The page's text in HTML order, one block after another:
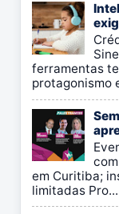
ferramentas
protagonismo
em Curitiba;
limitadas Pro...